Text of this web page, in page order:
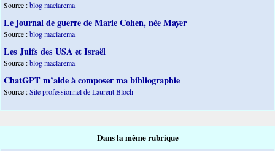
Source :blog maclarema
Le journal de guerre de Marie Cohen, née Mayer
Source :blog maclarema
Les Juifs des USA et Israël
Source :blog maclarema
ChatGPT m’aide à composer ma bibliographie
Source :Site professionnel de Laurent Bloch
Dans la même rubrique